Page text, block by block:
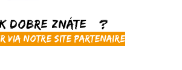
dobre znáte…?
via notre site partenaire